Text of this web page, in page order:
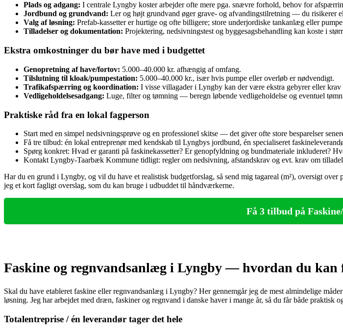
Plads og adgang: I centrale Lyngby koster arbejder ofte mere pga. snævre forhold, behov for
Jordbund og grundvand: Ler og højt grundvand øger grave- og afvandingstilretning — du risikerer
Valg af løsning: Prefab‑kassetter er hurtige og ofte billigere; store underjordiske tankanlæg eller
Tilladelser og dokumentation: Projektering, nedsivningstest og byggesagsbehandling kan koste i
Ekstra omkostninger du bør have med i budgettet
Genopretning af have/fortov: 5.000–40.000 kr. afhængig af omfang.
Tilslutning til kloak/pumpestation: 5.000–40.000 kr., især hvis pumpe eller overløb er nødvendigt.
Trafikafspærring og koordination: I visse villagader i Lyngby kan der være ekstra gebyrer eller
Vedligeholdelsesadgang: Luge, filter og tømning — beregn løbende vedligeholdelse og eventuel
Praktiske råd fra en lokal fagperson
Start med en simpel nedsivningsprøve og en professionel skitse — det giver ofte store besparelser
Få tre tilbud: én lokal entreprenør med kendskab til Lyngbys jordbund, én specialiseret
Spørg konkret: Hvad er garanti på faskinekassetter? Er genopfyldning og bundmateriale inkluderet?
Kontakt Lyngby‑Taarbæk Kommune tidligt: regler om nedsivning, afstandskrav og evt. krav om
Har du en grund i Lyngby, og vil du have et realistisk budgetforslag, så send mig tagareal (m²), oversigt
jeg et kort fagligt overslag, som du kan bruge i udbuddet til håndværkerne.
Få 3 tilbud på
Faskine og regnvandsanlæg i Lyngby — hvordan du
Skal du have etableret faskine eller regnvandsanlæg i Lyngby? Her gennemgår jeg de mest almindelige
løsning. Jeg har arbejdet med dræn, faskiner og regnvand i danske haver i mange år, så du får både praktisk
Totalentreprise / én leverandør tager det hele